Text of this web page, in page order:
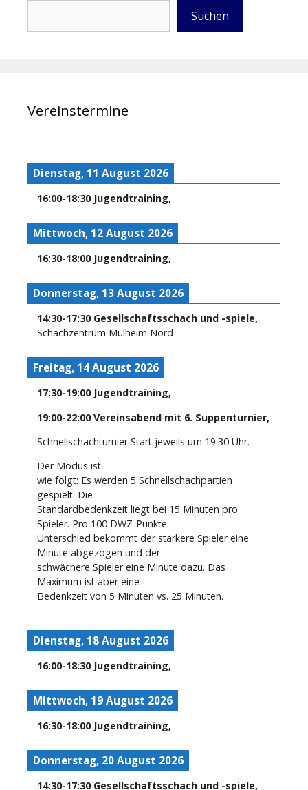
Suchen
Vereinstermine
Dienstag, 11 August 2026
16:00-18:30 Jugendtraining,
Mittwoch, 12 August 2026
16:30-18:00 Jugendtraining,
Donnerstag, 13 August 2026
14:30-17:30 Gesellschaftsschach und -spiele,
Schachzentrum Mülheim Nord
Freitag, 14 August 2026
17:30-19:00 Jugendtraining,
19:00-22:00 Vereinsabend mit 6. Suppenturnier,
Schnellschachturnier Start jeweils um 19:30 Uhr.
Der Modus ist
wie folgt: Es werden 5 Schnellschachpartien
gespielt. Die
Standardbedenkzeit liegt bei 15 Minuten pro
Spieler. Pro 100 DWZ-Punkte
Unterschied bekommt der stärkere Spieler eine
Minute abgezogen und der
schwächere Spieler eine Minute dazu. Das
Maximum ist aber eine
Bedenkzeit von 5 Minuten vs. 25 Minuten.
Dienstag, 18 August 2026
16:00-18:30 Jugendtraining,
Mittwoch, 19 August 2026
16:30-18:00 Jugendtraining,
Donnerstag, 20 August 2026
14:30-17:30 Gesellschaftsschach und -spiele,